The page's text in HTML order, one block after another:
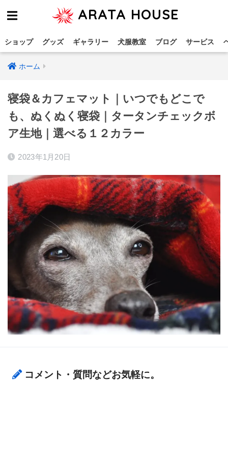
ARATA HOUSE
ショップ グッズ ギャラリー 犬服教室 ブログ サービス
ホーム
寝袋＆カフェマット｜いつでもどこで
も、ぬくぬく寝袋｜タータンチェックボ
ア生地｜選べる１２カラー
2023年1月20日
コメント・質問などお気軽に。